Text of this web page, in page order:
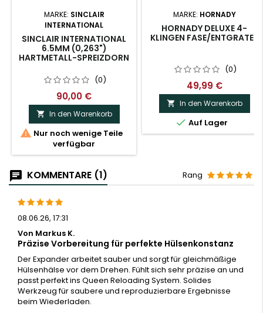
MARKE: SINCLAIR
INTERNATIONAL
SINCLAIR INTERNATIONAL
6.5MM (0,263")
HARTMETALL-SPREIZDORN
(0)
90,00 €
 In den Warenkorb
 Nur noch wenige Teile
verfügbar
MARKE: HORNADY
HORNADY DELUXE 4-
KLINGEN FASE/ENTGRATER
(0)
49,99 €
 In den Warenkorb
 Auf Lager
KOMMENTARE (1) Rang
08.06.26, 17:31
Von Markus K.
Präzise Vorbereitung für perfekte Hülsenkonstanz
Der Expander arbeitet sauber und sorgt für gleichmäßige
Hülsenhälse vor dem Drehen. Fühlt sich sehr präzise an und
passt perfekt ins Queen Reloading System. Solides
Werkzeug für saubere und reproduzierbare Ergebnisse
beim Wiederladen.